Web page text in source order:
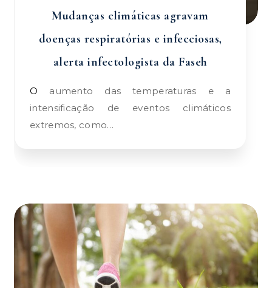
Mudanças climáticas agravam
doenças respiratórias e infecciosas,
alerta infectologista da Faseh
O aumento das temperaturas e a
intensificação de eventos climáticos
extremos, como…